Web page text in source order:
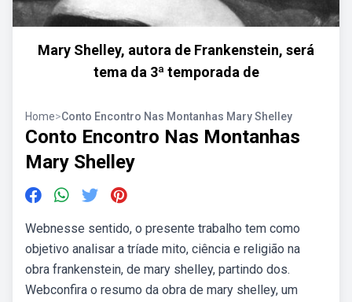
Mary Shelley, autora de Frankenstein, será
tema da 3ª temporada de
Home>Conto Encontro Nas Montanhas Mary Shelley
Conto Encontro Nas Montanhas
Mary Shelley
Webnesse sentido, o presente trabalho tem como
objetivo analisar a tríade mito, ciência e religião na
obra frankenstein, de mary shelley, partindo dos.
Webconfira o resumo da obra de mary shelley, um